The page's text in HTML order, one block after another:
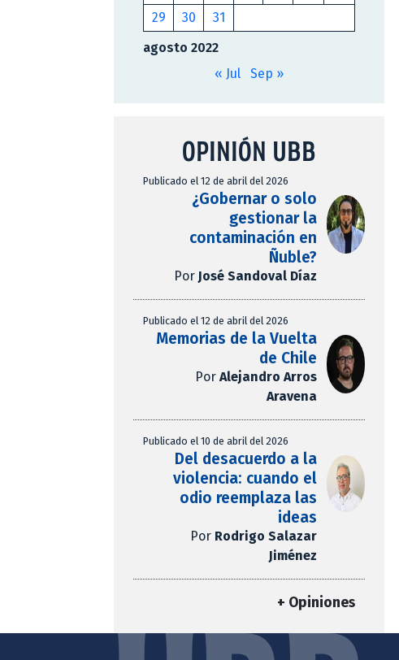
agosto 2022
29
30 31
« Jul Sep »
OPINIÓN UBB
Publicado el 12 de abril del 2026
¿Gobernar o solo
gestionar la
contaminación en
Ñuble?
Por José Sandoval Díaz
Publicado el 12 de abril del 2026
Memorias de la Vuelta
de Chile
Por Alejandro Arros
Aravena
Publicado el 10 de abril del 2026
Del desacuerdo a la
violencia: cuando el
odio reemplaza las
ideas
Por Rodrigo Salazar
Jiménez
+ Opiniones